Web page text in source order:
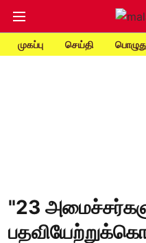
முகப்பு செய்தி
"23